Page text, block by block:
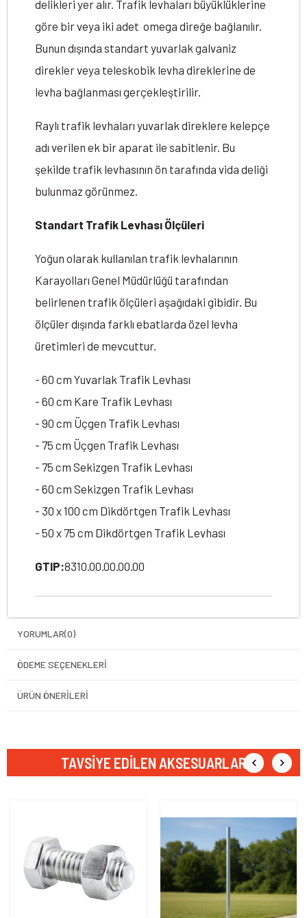
delikleri yer alır. Trafik levhaları büyüklüklerine
göre bir veya iki adet omega direğe bağlanılır.
Bunun dışında standart yuvarlak galvaniz
direkler veya teleskobik levha direklerine de
levha bağlanması gerçekleştirilir.
Raylı trafik levhaları yuvarlak direklere kelepçe
adı verilen ek bir aparat ile sabitlenir. Bu
şekilde trafik levhasının ön tarafında vida deliği
bulunmaz görünmez.
Standart Trafik Levhası Ölçüleri
Yoğun olarak kullanılan trafik levhalarının
Karayolları Genel Müdürlüğü tarafından
belirlenen trafik ölçüleri aşağıdaki gibidir. Bu
ölçüler dışında farklı ebatlarda özel levha
üretimleri de mevcuttur.
- 60 cm Yuvarlak Trafik Levhası
- 60 cm Kare Trafik Levhası
- 90 cm Üçgen Trafik Levhası
- 75 cm Üçgen Trafik Levhası
- 75 cm Sekizgen Trafik Levhası
- 60 cm Sekizgen Trafik Levhası
- 30 x 100 cm Dikdörtgen Trafik Levhası
- 50 x 75 cm Dikdörtgen Trafik Levhası
GTIP:8310.00.00.00.00
YORUMLAR(0)
ÖDEME SEÇENEKLERI
ÜRÜN ÖNERILERI
TAVSIYE EDILEN AKSESUARLAR